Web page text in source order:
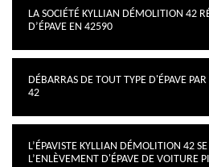
LA SOCIÉTÉ KYLLIAN DÉMOLITION 42
D’ÉPAVE EN 42590
DÉBARRAS DE TOUT TYPE D'ÉPAVE
42
L’ÉPAVISTE KYLLIAN DÉMOLITION 42
L’ENLÈVEMENT D'ÉPAVE DE VOITURE